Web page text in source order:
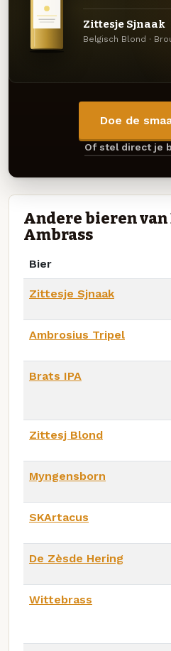
Zittesje Sjnaak
Belgisch Blond ·
Doe de
Of stel direct je
Andere bieren
Ambrass
Bier
Zittesje Sjnaak
Ambrosius Tripel
Brats IPA
Zittesj Blond
Myngensborn
SKArtacus
De Zèsde Hering
Wittebrass